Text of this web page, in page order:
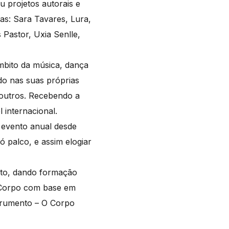
projetos autorais e
Sara Tavares, Lura,
Pastor, Uxia Senlle,
da música, dança
nas suas próprias
Recebendo a
internacional.
anual desde
palco, e assim elogiar
dando formação
com base em
– O Corpo